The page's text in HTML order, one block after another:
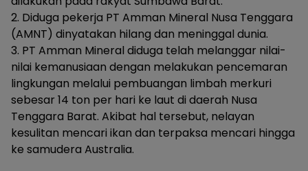
2. Diduga pekerja PT Amman Mineral Nusa Tenggara
(AMNT) dinyatakan hilang dan meninggal dunia.
3. PT Amman Mineral diduga telah melanggar nilai-
nilai kemanusiaan dengan melakukan pencemaran
lingkungan melalui pembuangan limbah merkuri
sebesar 14 ton per hari ke laut di daerah Nusa
Tenggara Barat. Akibat hal tersebut, nelayan
kesulitan mencari ikan dan terpaksa mencari hingga
ke samudera Australia.